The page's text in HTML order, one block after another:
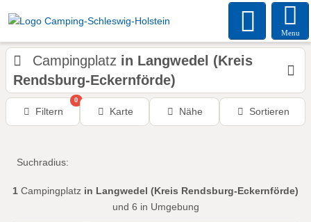
Menu
Campingplatz in Langwedel (Kreis
Rendsburg-Eckernförde)
Filtern
0
Karte Nähe Sortieren
Suchradius:
1 Campingplatz in Langwedel (Kreis Rendsburg-Eckernförde)
und 6 in Umgebung